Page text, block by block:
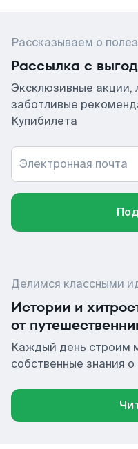
Рассказываем о
Рассылка с
Эксклюзивные акции,
заботливые
Купибилета
Электронная почта
Делимся классными
Истории и
от
Каждый день строим
собственные знания